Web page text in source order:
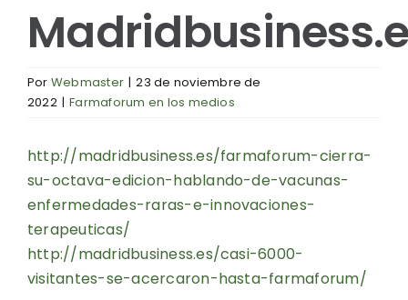
Por Webmaster | 23 de noviembre de
2022 | Farmaforum en los medios
http://madridbusiness.es/farmaforum-cierra-
su-octava-edicion-hablando-de-vacunas-
enfermedades-raras-e-innovaciones-
terapeuticas/
http://madridbusiness.es/casi-6000-
visitantes-se-acercaron-hasta-farmaforum/